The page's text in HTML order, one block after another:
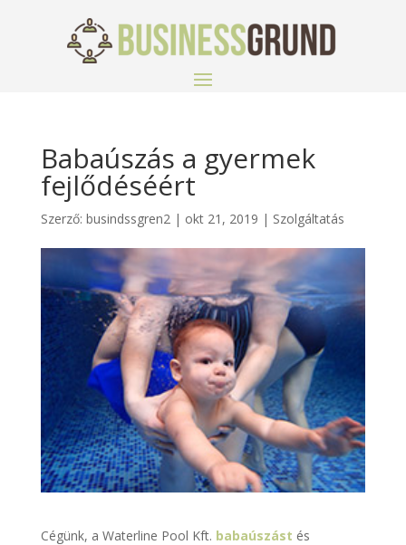
Babaúszás a gyermek
fejlődéséért
Szerző: busindssgren2| okt 21, 2019 | Szolgáltatás
Cégünk, a Waterline Pool Kft. babaúszást és